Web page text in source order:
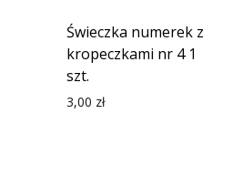
Świeczka numerek z
kropeczkami nr 4 1
szt.
3,00 zł